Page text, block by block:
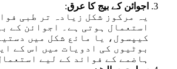
اجوائن کے بیج کا عرق:
یہ مرکوز شکل زیادہ تر طبی
استعمال ہوتی ہے۔ اجوائن کے
کیپسول، یا مائع شکل میں
بوٹیوں کی ادویات میں اس کے
ہاضمے کے فوائد کے لیے